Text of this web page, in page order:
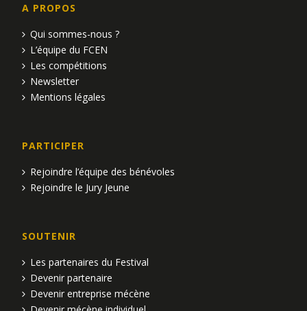
A PROPOS
Qui sommes-nous ?
L’équipe du FCEN
Les compétitions
Newsletter
Mentions légales
PARTICIPER
Rejoindre l’équipe des bénévoles
Rejoindre le Jury Jeune
SOUTENIR
Les partenaires du Festival
Devenir partenaire
Devenir entreprise mécène